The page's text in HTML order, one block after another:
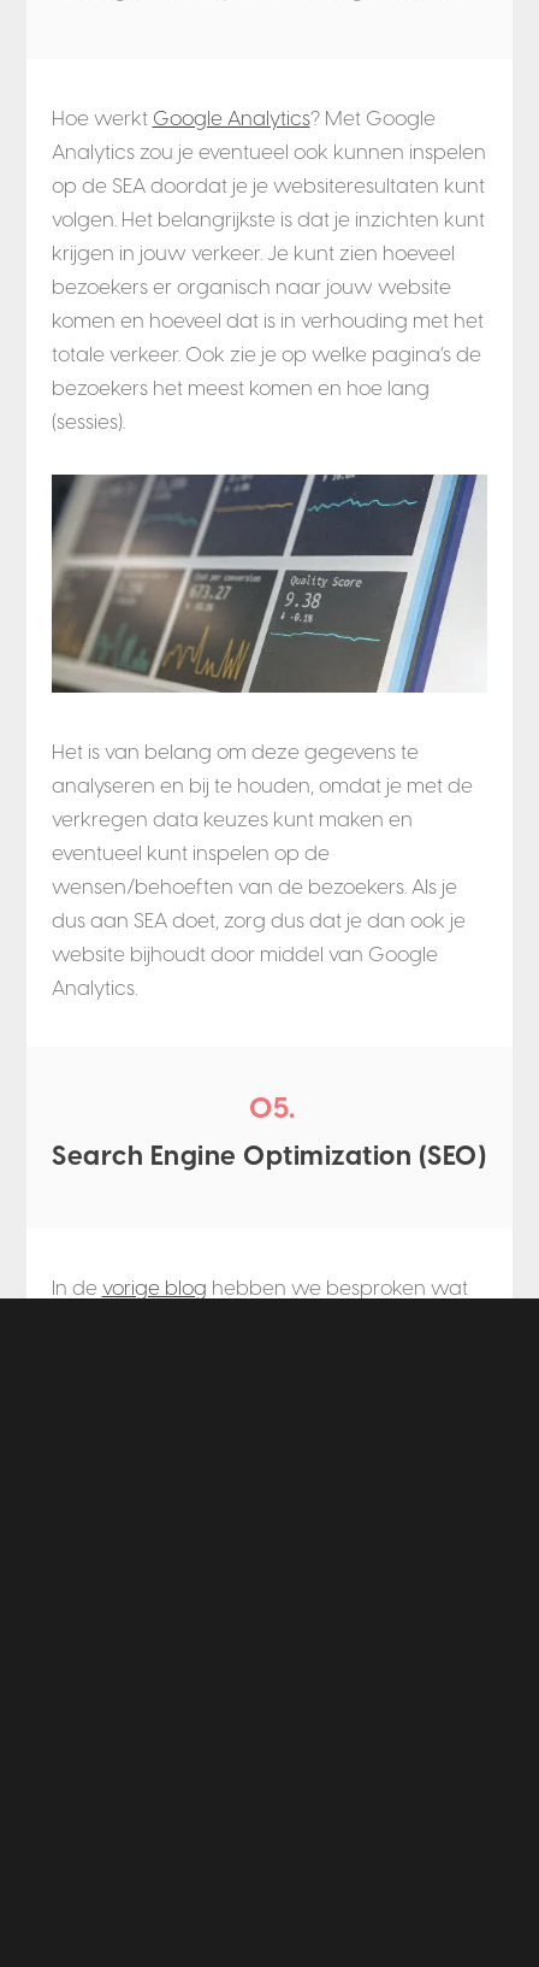
Hoe werkt Google Analytics? Met Google
Analytics zou je eventueel ook kunnen inspelen
op de SEA doordat je je websiteresultaten kunt
volgen. Het belangrijkste is dat je inzichten kunt
krijgen in jouw verkeer. Je kunt zien hoeveel
bezoekers er organisch naar jouw website
komen en hoeveel dat is in verhouding met het
totale verkeer. Ook zie je op welke pagina’s de
bezoekers het meest komen en hoe lang
(sessies).
Het is van belang om deze gegevens te
analyseren en bij te houden, omdat je met de
verkregen data keuzes kunt maken en
eventueel kunt inspelen op de
wensen/behoeften van de bezoekers. Als je
dus aan SEA doet, zorg dus dat je dan ook je
website bijhoudt door middel van Google
Analytics.
05.
Search Engine Optimization (SEO)
In de vorige blog hebben we besproken wat